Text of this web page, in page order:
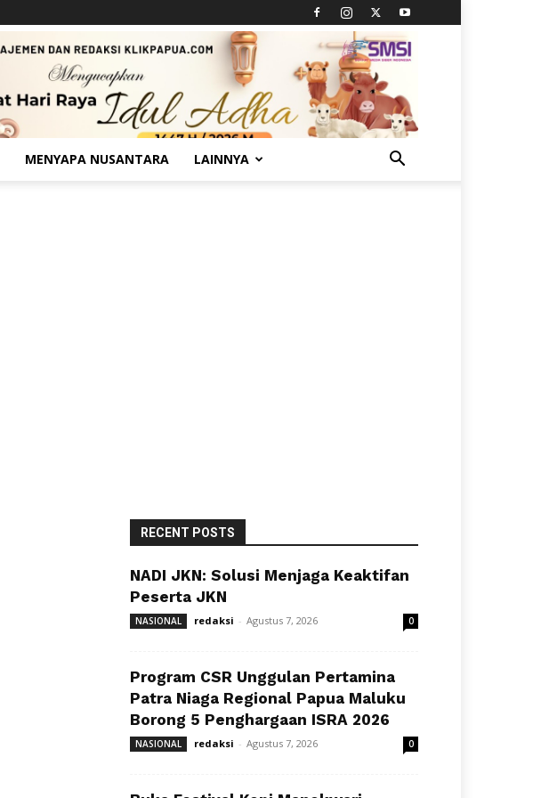
MENYAPA NUSANTARA LAINNYA
RECENT POSTS
NADI JKN: Solusi Menjaga Keaktifan
Peserta JKN
NASIONAL redaksi - Agustus 7, 2026 0
Program CSR Unggulan Pertamina
Patra Niaga Regional Papua Maluku
Borong 5 Penghargaan ISRA 2026
NASIONAL redaksi - Agustus 7, 2026 0